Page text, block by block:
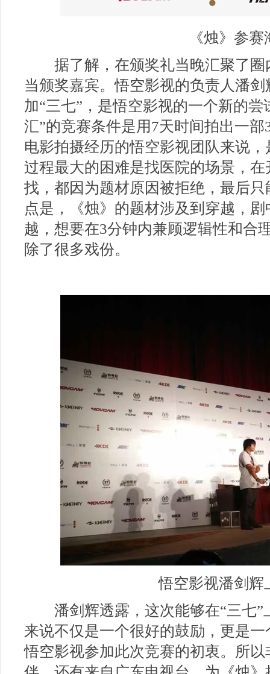
《烛》参赛
据了解，在颁奖礼当晚汇聚了
当颁奖嘉宾。悟空影视的负责人潘
加“三七” ，是悟空影视的一个新的
汇”的竞赛条件是用7天时间拍出一部
电影拍摄经历的悟空影视团队来说
过程最大的困难是找医院的场景，
找，都因为题材原因被拒绝，最后
点是，《烛》的题材涉及到穿越，
越，想要在3分钟内兼顾逻辑性和合
除了很多戏份。
悟空影视潘剑辉
潘剑辉透露，这次能够在“三七”
来说不仅是一个很好的鼓励，更是
悟空影视参加此次竞赛的初衷。所